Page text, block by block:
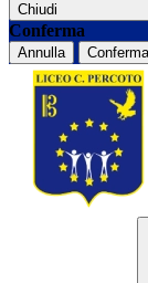
Chiudi
Conferma
Annulla Conferma